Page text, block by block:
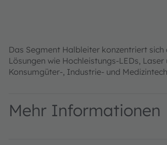
Das Segment Halbleiter konzentriert
Lösungen wie Hochleistungs-LEDs,
Konsumgüter-, Industrie- und
Mehr Informationen